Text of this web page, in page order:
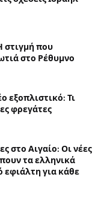
στιγμή που
στο Ρέθυμνο
εξοπλιστικό: Τι
φρεγάτες
στο Αιγαίο: Οι νέες
τα ελληνικά
εφιάλτη για κάθε